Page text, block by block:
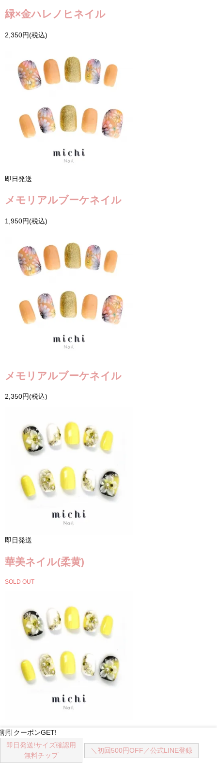
緑×金ハレノヒネイル
2,350円(税込)
即日発送
メモリアルブーケネイル
1,950円(税込)
メモリアルブーケネイル
2,350円(税込)
即日発送
華美ネイル(柔黄)
SOLD OUT
華美ネイル(柔黄)
2,650円(税込)
割引クーポンGET!
即日発送!サイズ確認用
無料チップ
＼初回500円OFF／公式LINE登録